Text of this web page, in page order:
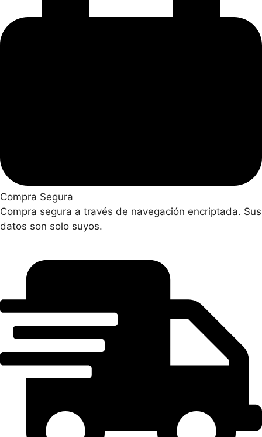
Compra Segura
Compra segura a través de navegación encriptada. Sus
datos son solo suyos.